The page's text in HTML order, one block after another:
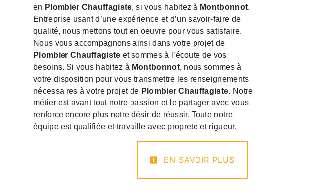
en Plombier Chauffagiste, si vous habitez à Montbonnot.
Entreprise usant d’une expérience et d’un savoir-faire de
qualité, nous mettons tout en oeuvre pour vous satisfaire.
Nous vous accompagnons ainsi dans votre projet de
Plombier Chauffagiste et sommes à l’écoute de vos
besoins. Si vous habitez à Montbonnot, nous sommes à
votre disposition pour vous transmettre les renseignements
nécessaires à votre projet de Plombier Chauffagiste. Notre
métier est avant tout notre passion et le partager avec vous
renforce encore plus notre désir de réussir. Toute notre
équipe est qualifiée et travaille avec propreté et rigueur.
EN SAVOIR PLUS